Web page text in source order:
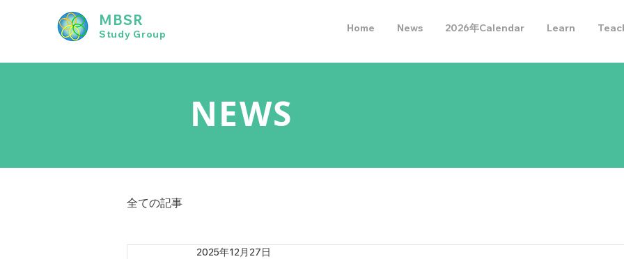
MBSR
Study Group Home News 2026年Calendar Learn
NEWS
全ての記事
2025年12月27日